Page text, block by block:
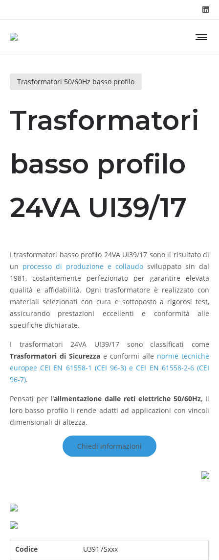
Trasformatori 50/60Hz basso profilo
Trasformatori
basso profilo
24VA UI39/17
I trasformatori basso profilo 24VA UI39/17 sono il risultato di
un processo di produzione e collaudo sviluppato sin dal
1981, costantemente perfezionato per garantire elevata
qualità e affidabilità. Ogni trasformatore è realizzato con
materiali selezionati con cura e sottoposto a rigorosi test,
assicurando prestazioni eccellenti e conformità alle
specifiche dichiarate.
I trasformatori 24VA UI39/17 sono classificati come
Trasformatori di Sicurezza e conformi alle norme tecniche
europee CEI EN 61558-1 (CEI 96-3) e CEI EN 61558-2-6 (CEI
96-7).
Pensati per l’alimentazione dalle reti elettriche 50/60Hz, Il
loro basso profilo li rende adatti ad applicazioni con vincoli
dimensionali di altezza.
Chiedi informazioni
Codice U3917Sxxx